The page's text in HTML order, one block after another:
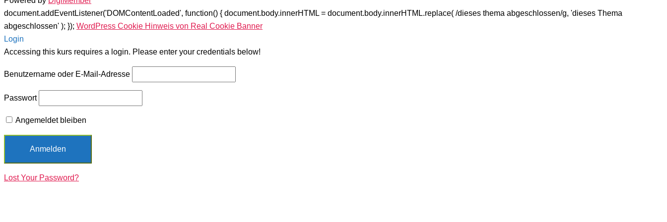
document.addEventListener('DOMContentLoaded', function() { document.body.innerHTML = document.body.innerHTML.replace( /dieses thema abgeschlossen/g, 'dieses Thema
abgeschlossen' ); }); WordPress Cookie Hinweis von Real Cookie Banner
Login
Accessing this kurs requires a login. Please enter your credentials below!
Benutzername oder E-Mail-Adresse
Passwort
Angemeldet bleiben
Lost Your Password?